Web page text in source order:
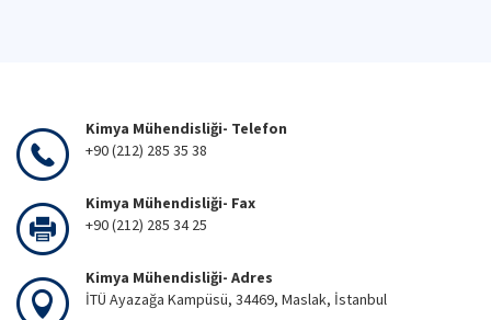
Kimya Mühendisliği- Telefon
+90 (212) 285 35 38
Kimya Mühendisliği- Fax
+90 (212) 285 34 25
Kimya Mühendisliği- Adres
İTÜ Ayazağa Kampüsü, 34469, Maslak, İstanbul